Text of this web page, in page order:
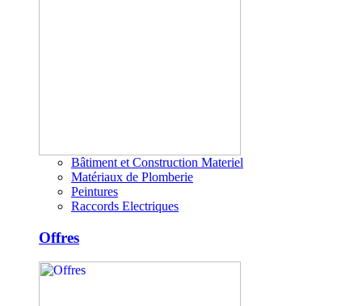
Bâtiment et Construction Materiel
Matériaux de Plomberie
Peintures
Raccords Electriques
Offres